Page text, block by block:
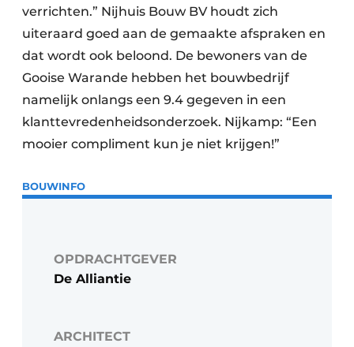
verrichten.” Nijhuis Bouw BV houdt zich
uiteraard goed aan de gemaakte afspraken en
dat wordt ook beloond. De bewoners van de
Gooise Warande hebben het bouwbedrijf
namelijk onlangs een 9.4 gegeven in een
klanttevredenheidsonderzoek. Nijkamp: “Een
mooier compliment kun je niet krijgen!”
BOUWINFO
OPDRACHTGEVER
De Alliantie
ARCHITECT